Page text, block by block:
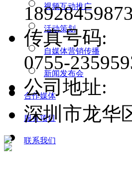
视频互动推广
活动策划
自媒体营销传播
新闻发布会
合作媒体
服务项目
联系我们
18928459873
传真号码:
0755-
公司地址:
深圳市龙华